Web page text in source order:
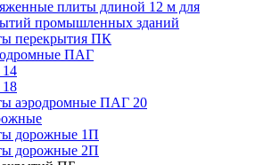
плиты длиной 12 м для
промышленных зданий
перекрытия ПК
ПАГ
аэродромные ПАГ 20
дорожные 1П
дорожные 2П